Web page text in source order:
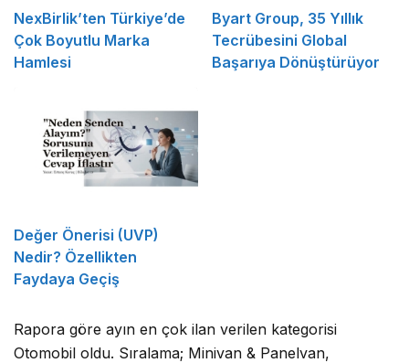
NexBirlik’ten Türkiye’de
Çok Boyutlu Marka
Hamlesi
Byart Group, 35 Yıllık
Tecrübesini Global
Başarıya Dönüştürüyor
Değer Önerisi (UVP)
Nedir? Özellikten
Faydaya Geçiş
Rapora göre ayın en çok ilan verilen kategorisi
Otomobil oldu. Sıralama; Minivan & Panelvan,